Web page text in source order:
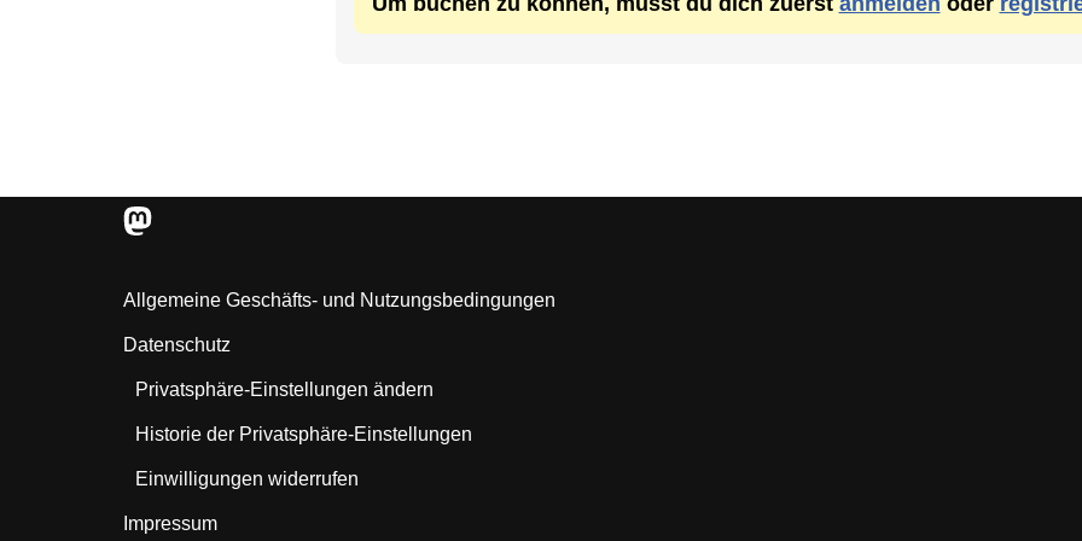
Allgemeine Geschäfts- und Nutzungsbedingungen
Datenschutz
Privatsphäre-Einstellungen ändern
Historie der Privatsphäre-Einstellungen
Einwilligungen widerrufen
Impressum